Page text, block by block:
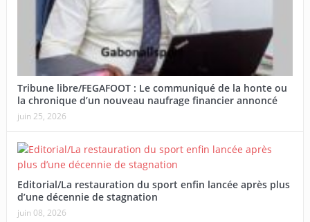
Tribune libre/FEGAFOOT : Le communiqué de la honte ou
la chronique d’un nouveau naufrage financier annoncé
juin 25, 2026
Editorial/La restauration du sport enfin lancée après plus
d’une décennie de stagnation
juin 08, 2026